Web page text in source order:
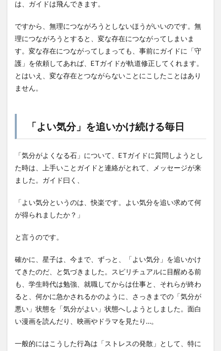
は、ガイドは飛んできます。
ですから、無理につながろうとしないほうがいいのです。無
理につながろうとすると、変な存在につながってしまいま
す。変な存在につながってしまっても、事前にガイドに「守
護」を依頼してあれば、ETガイドが軌道修正してくれます。
とはいえ、変な存在とつながらないことにこしたことはあり
ません。
「よい気分」を追いかけ続ける毎日
「気分がよくなる石」について、ETガイドに質問しようとし
た時は、上手いことガイドと連絡がとれて、メッセージが来
ました。ガイド曰く、
「よい気分というのは、快楽です。よい気分を追い求めて何
が得られましたか？」
と言うのです。
確かに、星子は、今まで、ずっと、「よい気分」を追いかけ
てきたのだ、と気づきました。スピリチュアルに目醒める前
も、学生時代は勉強、就職してからは仕事と、それらが終わ
ると、何かに急かされるかのように、さっきまでの「気分が
悪い」状態を「気分がよい」状態へしようとしました。面白
い漫画を読んだり、映画やドラマを見たり…。
一般的にはこうした行為は「ストレスの発散」として、特に